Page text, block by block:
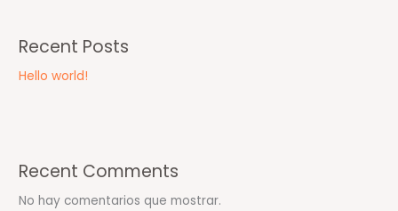
Recent Posts
Hello world!
Recent Comments
No hay comentarios que mostrar.